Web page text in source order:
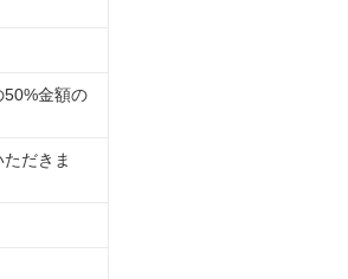
50%金額の
だきま